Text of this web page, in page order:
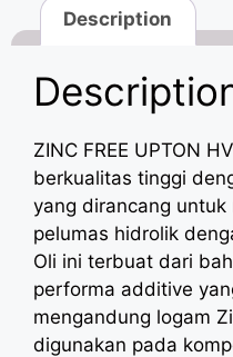
Description
ZINC FREE UPTON
berkualitas tinggi
yang dirancang
pelumas hidrolik
Oli ini terbuat dari
performa additive
mengandung logam
digunakan pada